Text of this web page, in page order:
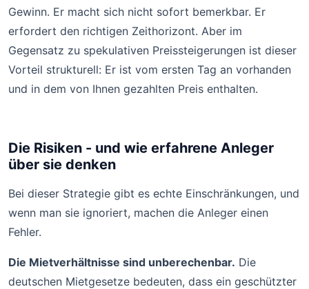
Gewinn. Er macht sich nicht sofort bemerkbar. Er
erfordert den richtigen Zeithorizont. Aber im
Gegensatz zu spekulativen Preissteigerungen ist dieser
Vorteil strukturell: Er ist vom ersten Tag an vorhanden
und in dem von Ihnen gezahlten Preis enthalten.
Die Risiken - und wie erfahrene Anleger
über sie denken
Bei dieser Strategie gibt es echte Einschränkungen, und
wenn man sie ignoriert, machen die Anleger einen
Fehler.
Die Mietverhältnisse sind unberechenbar. Die
deutschen Mietgesetze bedeuten, dass ein geschützter